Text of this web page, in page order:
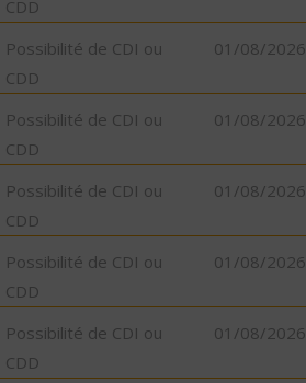
CDD
Possibilité de CDI ou
CDD
01/08/2026
Possibilité de CDI ou
CDD
01/08/2026
Possibilité de CDI ou
CDD
01/08/2026
Possibilité de CDI ou
CDD
01/08/2026
Possibilité de CDI ou
CDD
01/08/2026